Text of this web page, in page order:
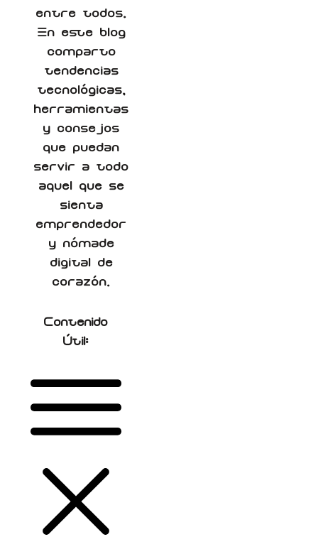
entre todos.
En este blog
comparto
tendencias
tecnológicas,
herramientas
y consejos
que puedan
servir a todo
aquel que se
sienta
emprendedor
y nómade
digital de
corazón.
Contenido
Útil: